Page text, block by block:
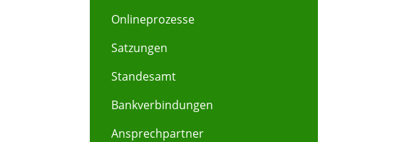
Onlineprozesse
Satzungen
Standesamt
Bankverbindungen
Ansprechpartner